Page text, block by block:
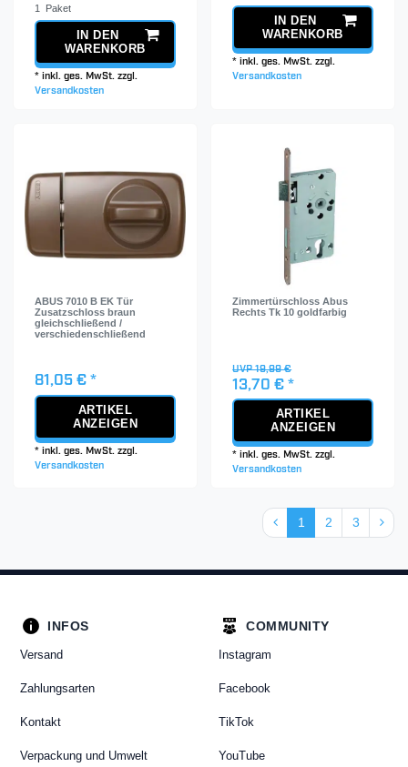
1 Paket
IN DEN
WARENKORB
*inkl. ges. MwSt. zzgl.
Versandkosten
IN DEN
WARENKORB
*inkl. ges. MwSt. zzgl.
Versandkosten
ABUS 7010 B EK Tür
Zusatzschloss braun
gleichschließend /
verschiedenschließend
81,05 € *
ARTIKEL
ANZEIGEN
*inkl. ges. MwSt. zzgl.
Versandkosten
Zimmertürschloss Abus
Rechts Tk 10 goldfarbig
UVP 19,99 €
13,70 € *
ARTIKEL
ANZEIGEN
*inkl. ges. MwSt. zzgl.
Versandkosten
1 2 3
INFOS
Versand
Zahlungsarten
Kontakt
Verpackung und Umwelt
COMMUNITY
Instagram
Facebook
TikTok
YouTube